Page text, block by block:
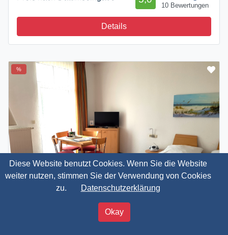
Diese Website benutzt Cookies. Wenn Sie die Website
weiter nutzen, stimmen Sie der Verwendung von Cookies
zu.
Datenschutzerklärung
Okay
10 Bewertungen
Details
%